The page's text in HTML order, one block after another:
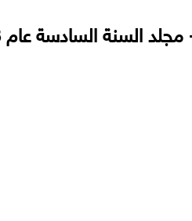
السادسة عام 1903م - لويس شيخو اليسوعي